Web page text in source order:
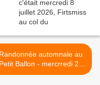
Randonnée automnale au
Petit Ballon - mercrredi 28
octobre 2020 >